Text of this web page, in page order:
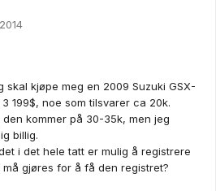
skal kjøpe meg en 2009 Suzuki GSX-
199$, noe som tilsvarer ca 20k.
kommer på 30-35k, men jeg
billig.
i det hele tatt er mulig å registrere
gjøres for å få den registret?